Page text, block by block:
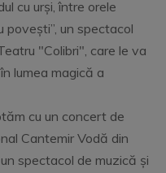
cu urși, între orele
povești”, un spectacol
"Colibri", care le va
lumea magică a
cu un concert de
Cantemir Vodă din
spectacol de muzică și